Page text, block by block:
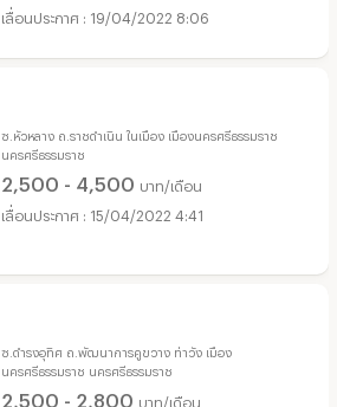
19/04/2022 8:06
ซ.หัวหลาง ถ.ราชดำเนิน ในเมือง เมืองนครศรีธรรมราช
นครศรีธรรมราช
2,500 - 4,500 บาท/เดือน
15/04/2022 4:41
ซ.ดำรงอุทิศ ถ.พัฒนาการคูขวาง ท่าวัง เมือง
นครศรีธรรมราช นครศรีธรรมราช
2,500 - 2,800 บาท/เดือน